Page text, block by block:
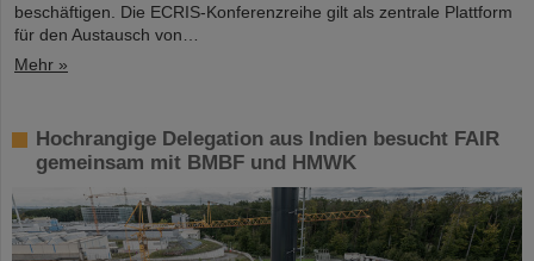
beschäftigen. Die ECRIS-Konferenzreihe gilt als zentrale Plattform
für den Austausch von…
Mehr »
Hochrangige Delegation aus Indien besucht FAIR
gemeinsam mit BMBF und HMWK